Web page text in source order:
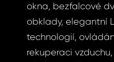
okna, bezfalcové
obklady, elegantní
technologií,
rekuperaci